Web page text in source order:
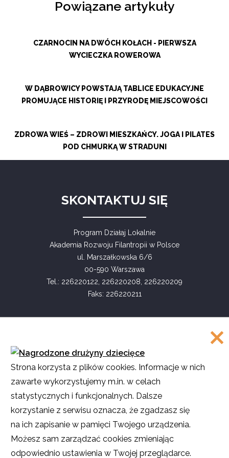
Powiązane artykuły
CZARNOCIN NA DWÓCH KOŁACH - PIERWSZA
WYCIECZKA ROWEROWA
W DĄBROWICY POWSTAJĄ TABLICE EDUKACYJNE
PROMUJĄCE HISTORIĘ I PRZYRODĘ MIEJSCOWOŚCI
ZDROWA WIEŚ – ZDROWI MIESZKAŃCY. JOGA I PILATES
POD CHMURKĄ W STRADUNI
SKONTAKTUJ SIĘ
Program Działaj Lokalnie
Akademia Rozwoju Filantropii w Polsce
ul. Marszałkowska 6/6
00-590 Warszawa
Tel.: 226220122, 226220208, 226220209
Faks: 226220211
COPYRIGHT
Akademia Rozwoju Filantropii w Polsce
2016
Projekt i realizacja
O ile nie stwierdzono inaczej, teksty na stronie są dostępne na licencji
Strona korzysta z plików cookies. Informacje w nich
zawarte wykorzystujemy m.in. w celach
statystycznych i funkcjonalnych. Dalsze
korzystanie z serwisu oznacza, że zgadzasz się
na ich zapisanie w pamięci Twojego urządzenia.
Możesz sam zarządzać cookies zmieniając
odpowiednio ustawienia w Twojej przeglądarce.